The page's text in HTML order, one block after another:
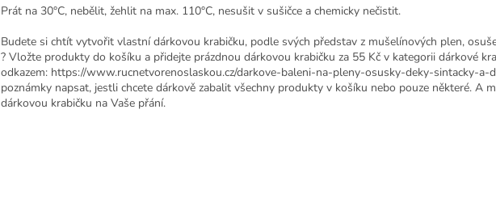
Prát na 30°C, nebělit, žehlit na max. 110°C, nesušit v sušičce a chemicky nečistit.
Budete si chtít vytvořit vlastní dárkovou krabičku, podle svých představ z mušelínových plen,
? Vložte produkty do košíku a přidejte prázdnou dárkovou krabičku za 55 Kč v kategorii dárkové
odkazem: https://www.rucnetvorenoslaskou.cz/darkove-baleni-na-pleny-osusky-deky-sintacky-a-
poznámky napsat, jestli chcete dárkově zabalit všechny produkty v košíku nebo pouze některé. A
dárkovou krabičku na Vaše přání.